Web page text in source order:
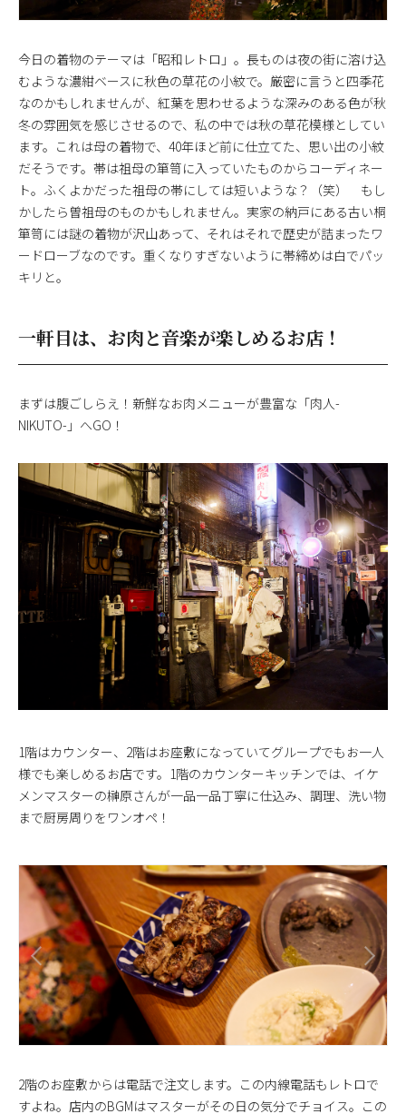
今日の着物のテーマは「昭和レトロ」。長ものは夜の街に溶け込
むような濃紺ベースに秋色の草花の小紋で。厳密に言うと四季花
なのかもしれませんが、紅葉を思わせるような深みのある色が秋
冬の雰囲気を感じさせるので、私の中では秋の草花模様としてい
ます。これは母の着物で、40年ほど前に仕立てた、思い出の小紋
だそうです。帯は祖母の箪笥に入っていたものからコーディネー
ト。ふくよかだった祖母の帯にしては短いような？（笑） もし
かしたら曽祖母のものかもしれません。実家の納戸にある古い桐
箪笥には謎の着物が沢山あって、それはそれで歴史が詰まったワ
ードローブなのです。重くなりすぎないように帯締めは白でパッ
キリと。
一軒目は、お肉と音楽が楽しめるお店！
まずは腹ごしらえ！新鮮なお肉メニューが豊富な「肉人-
NIKUTO-」へGO！
1階はカウンター、2階はお座敷になっていてグループでもお一人
様でも楽しめるお店です。1階のカウンターキッチンでは、イケ
メンマスターの榊原さんが一品一品丁寧に仕込み、調理、洗い物
まで厨房周りをワンオペ！
2階のお座敷からは電話で注文します。この内線電話もレトロで
すよね。店内のBGMはマスターがその日の気分でチョイス。この